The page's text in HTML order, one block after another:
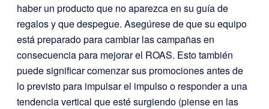
haber un producto que no aparezca en su guía de
regalos y que despegue. Asegúrese de que su equipo
está preparado para cambiar las campañas en
consecuencia para mejorar el ROAS. Esto también
puede significar comenzar sus promociones antes de
lo previsto para impulsar el impulso o responder a una
tendencia vertical que esté surgiendo (piense en las